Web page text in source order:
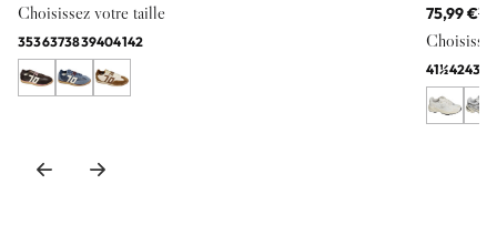
Choisissez votre taille
3536373839404142
75,99 €
41½4243